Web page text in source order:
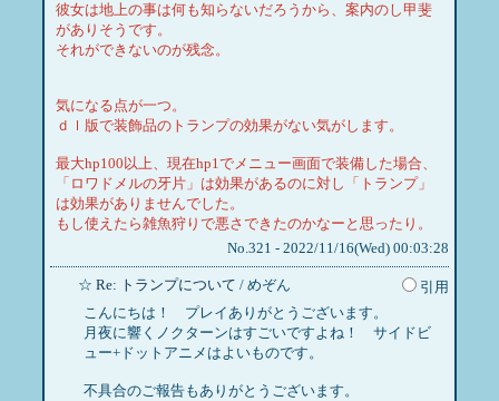
彼女は地上の事は何も知らないだろうから、案内のし甲斐
がありそうです。
それができないのが残念。
気になる点が一つ。
ｄｌ版で装飾品のトランプの効果がない気がします。
最大hp100以上、現在hp1でメニュー画面で装備した場合、
「ロワドメルの牙片」は効果があるのに対し「トランプ」
は効果がありませんでした。
もし使えたら雑魚狩りで悪さできたのかなーと思ったり。
No.321 - 2022/11/16(Wed) 00:03:28
☆ Re: トランプについて / めぞん
引用
こんにちは！ プレイありがとうございます。
月夜に響くノクターンはすごいですよね！ サイドビ
ュー+ドットアニメはよいものです。
不具合のご報告もありがとうございます。